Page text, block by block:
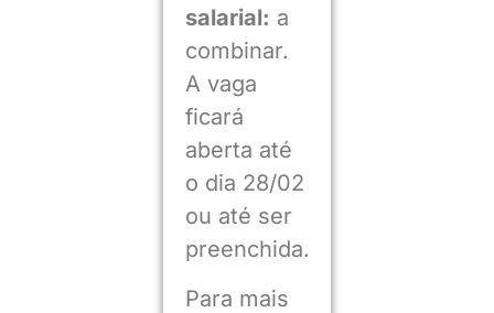
salarial: a
combinar.
A vaga
ficará
aberta até
o dia 28/02
ou até ser
preenchida.
Para mais